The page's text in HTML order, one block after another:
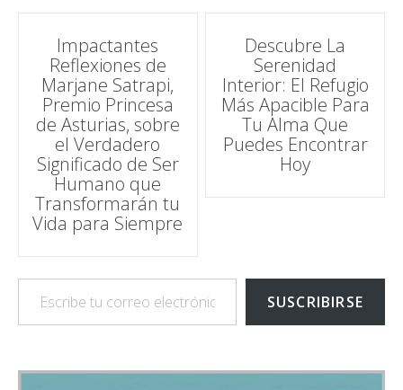
Navegación
de
entradas
Impactantes
Reflexiones de
Marjane Satrapi,
Premio Princesa
de Asturias, sobre
el Verdadero
Significado de Ser
Humano que
Transformarán tu
Vida para Siempre
Descubre La
Serenidad
Interior: El Refugio
Más Apacible Para
Tu Alma Que
Puedes Encontrar
Hoy
Escribe tu correo electrónico…
SUSCRIBIRSE